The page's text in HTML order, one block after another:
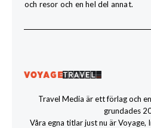
och resor och en hel del annat.
Travel Media är ett förlag och
grundades
Våra egna titlar just nu är Voyage,